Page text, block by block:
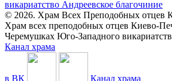
викариатство Андреевское благочиние
© 2026. Храм Всех Преподобных отцев
Храм всех преподобных отцев Киево-
Черемушках Юго-Западного
Канал храма
в ВК Канал храма